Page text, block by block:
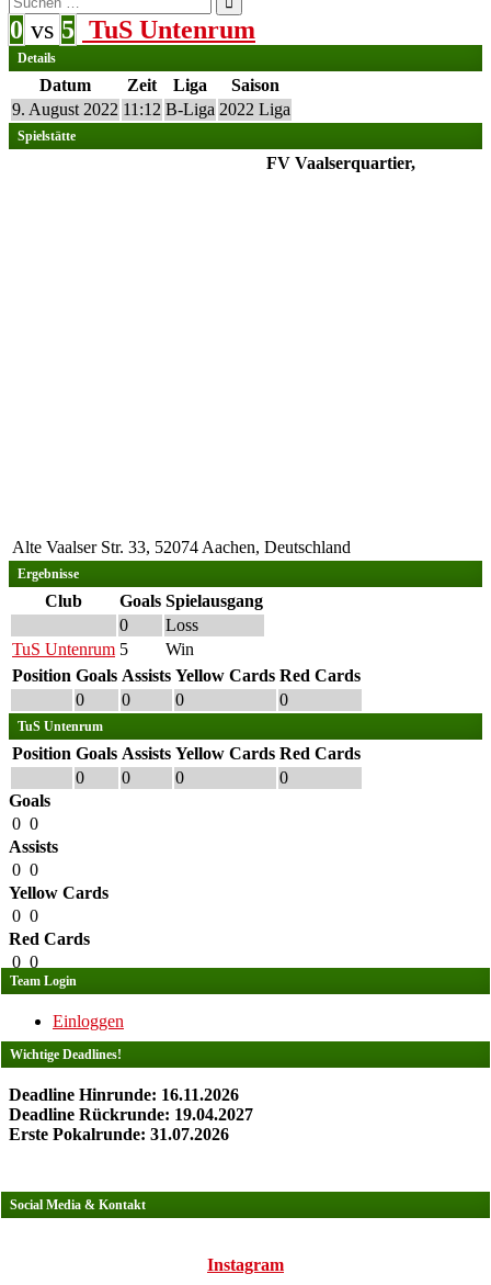
nach:
0 vs 5 TuS Untenrum
Details
Datum Zeit Liga
Saison
9. August 2022 11:12 B-Liga 2022 Liga
Spielstätte
FV Vaalserquartier,
Alte Vaalser Str. 33, 52074 Aachen, Deutschland
Ergebnisse
Club Goals Spielausgang
0
Loss
TuS Untenrum 5
Win
Position Goals Assists Yellow Cards Red Cards
0
0 0 0
TuS Untenrum
Position Goals Assists Yellow Cards Red Cards
0
0 0
0
Goals
0 0
Assists
0 0
Yellow Cards
0 0
Red Cards
0 0
Team Login
Einloggen
Wichtige Deadlines!
Deadline Hinrunde: 16.11.2026
Deadline Rückrunde: 19.04.2027
Erste Pokalrunde: 31.07.2026
Social Media & Kontakt
Instagram